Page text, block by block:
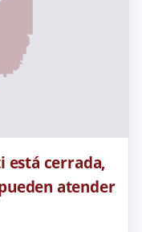
está cerrada,
atender